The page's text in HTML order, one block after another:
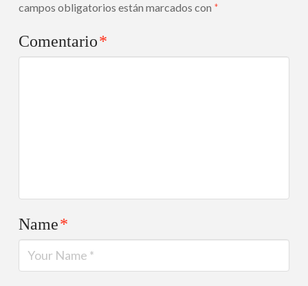
campos obligatorios están marcados con *
Comentario*
Name*